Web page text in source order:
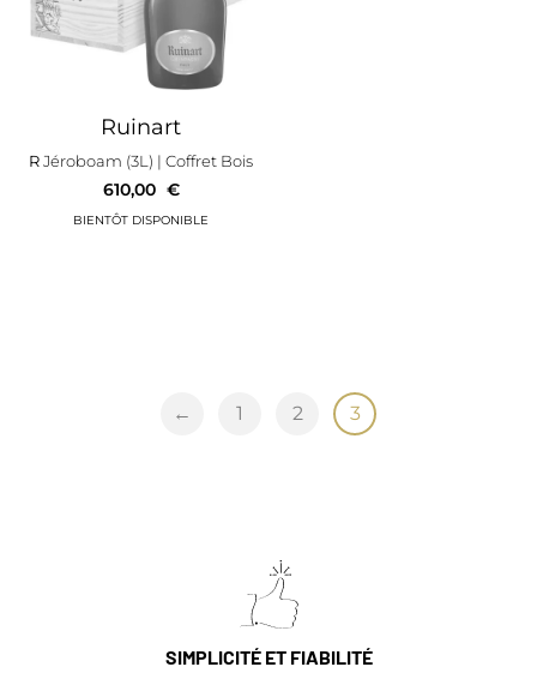
Ruinart
RJéroboam (3L) | Coffret Bois
610,00 €
← 1 2 3
SIMPLICITÉ ET FIABILITÉ